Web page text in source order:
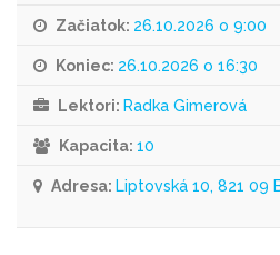
Začiatok: 26.10.2026 o 9:00
Koniec: 26.10.2026 o 16:30
Lektori: Radka Gimerová
Kapacita: 10
Adresa: Liptovská 10, 821 09